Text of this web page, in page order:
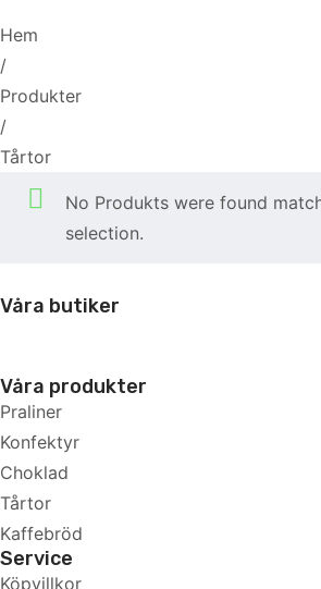
Hem
/
Produkter
/
Tårtor
No Produkts were found
selection.
Våra butiker
Våra produkter
Praliner
Konfektyr
Choklad
Tårtor
Kaffebröd
Service
Köpvillkor